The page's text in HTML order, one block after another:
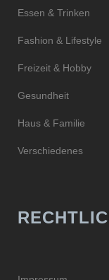
Essen & Trinken
Fashion & Lifestyle
Freizeit & Hobby
Gesundheit
Haus & Familie
Verschiedenes